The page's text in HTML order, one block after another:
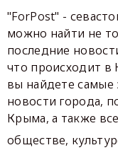
"ForPost" -
можно найти не
последние
что происходит в
вы найдете
новости города,
Крыма, а также
обществе,